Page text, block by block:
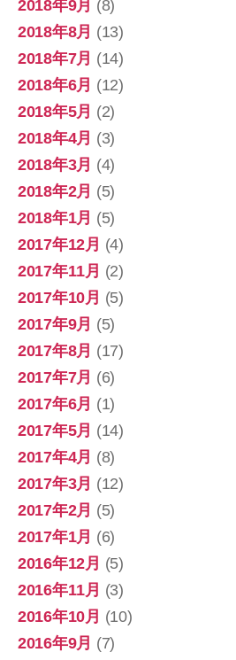
2018年9月 (8)
2018年8月 (13)
2018年7月 (14)
2018年6月 (12)
2018年5月 (2)
2018年4月 (3)
2018年3月 (4)
2018年2月 (5)
2018年1月 (5)
2017年12月 (4)
2017年11月 (2)
2017年10月 (5)
2017年9月 (5)
2017年8月 (17)
2017年7月 (6)
2017年6月 (1)
2017年5月 (14)
2017年4月 (8)
2017年3月 (12)
2017年2月 (5)
2017年1月 (6)
2016年12月 (5)
2016年11月 (3)
2016年10月 (10)
2016年9月 (7)